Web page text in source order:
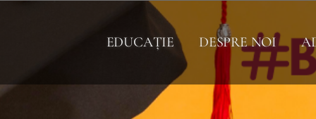
EDUCAȚIE DESPRE NOI